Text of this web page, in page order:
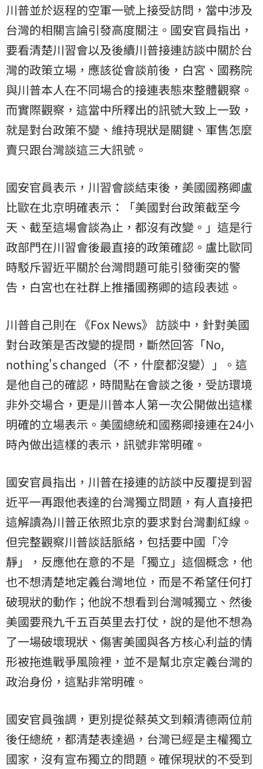
川普並於返程的空軍一號上接受訪問，當中涉及
台灣的相關言論引發高度關注。國安官員指出，
要看清楚川習會以及後續川普接連訪談中關於台
灣的政策立場，應該從會談前後，白宮、國務院
與川普本人在不同場合的接連表態來整體觀察。
而實際觀察，這當中所釋出的訊號大致上一致，
就是對台政策不變、維持現狀是關鍵、軍售怎麼
賣只跟台灣談這三大訊號。
國安官員表示，川習會談結束後，美國國務卿盧
比歐在北京明確表示：「美國對台政策截至今
天、截至這場會談為止，都沒有改變。」這是行
政部門在川習會後最直接的政策確認。盧比歐同
時駁斥習近平關於台灣問題可能引發衝突的警
告，白宮也在社群上推播國務卿的這段表述。
川普自己則在 《Fox News》 訪談中，針對美國
對台政策是否改變的提問，斷然回答「No,
nothing's changed（不，什麼都沒變）」。這
是他自己的確認，時間點在會談之後，受訪環境
非外交場合，更是川普本人第一次公開做出這樣
明確的立場表示。美國總統和國務卿接連在24小
時內做出這樣的表示，訊號非常明確。
國安官員指出，川普在接連的訪談中反覆提到習
近平一再跟他表達的台灣獨立問題，有人直接把
這解讀為川普正依照北京的要求對台灣劃紅線。
但完整觀察川普談話脈絡，包括要中國「冷
靜」，反應他在意的不是「獨立」這個概念，他
也不想清楚地定義台灣地位，而是不希望任何打
破現狀的動作；他說不想看到台灣喊獨立、然後
美國要飛九千五百英里去打仗，說的是他不想為
了一場破壞現狀、傷害美國與各方核心利益的情
形被拖進戰爭風險裡，並不是幫北京定義台灣的
政治身份，這點非常明確。
國安官員強調，更別提從蔡英文到賴清德兩位前
後任總統，都清楚表達過，台灣已經是主權獨立
國家，沒有宣布獨立的問題。確保現狀的不受到